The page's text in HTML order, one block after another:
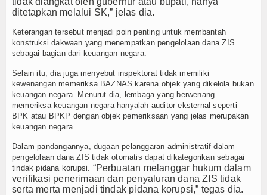
Agenda
Video
Indeks Berita
ditetapkan melalui SK,” jelas dia.
Keterangan tersebut menjadi poin penting untuk membantah
konstruksi dakwaan yang menempatkan pengelolaan dana ZIS
sebagai bagian dari keuangan negara.
Selain itu, dia juga menyebut inspektorat tidak memiliki
kewenangan memeriksa BAZNAS karena objek yang dikelola bukan
keuangan negara. Menurut dia, lembaga yang berwenang
memeriksa keuangan negara hanyalah auditor eksternal seperti
BPK atau BPKP dengan objek pemeriksaan yang jelas merupakan
keuangan negara.
Dalam pandangannya, dugaan pelanggaran administratif dalam
pengelolaan dana ZIS tidak otomatis dapat dikategorikan sebagai
tindak pidana korupsi. “Perbuatan melanggar hukum dalam
verifikasi penerimaan dan penyaluran dana ZIS tidak
serta merta menjadi tindak pidana korupsi,” tegas dia.